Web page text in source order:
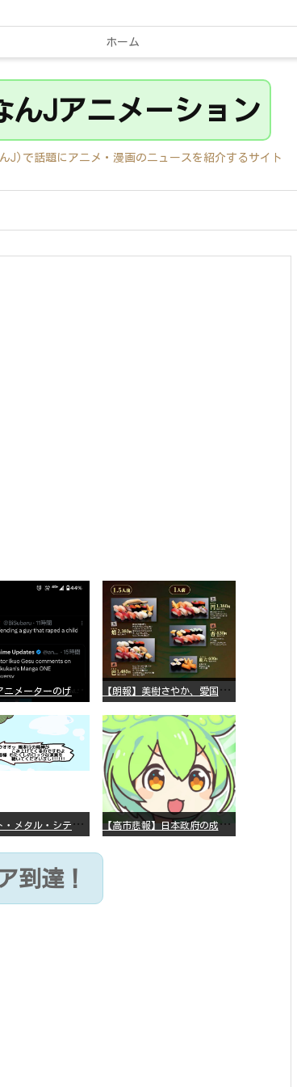
ホーム
んJアニメーション
J)で話題にアニメ・漫画のニュースを紹介するサイト
嫌
儲公認アニメーターのげそいくおさん、マンガワン騒動を冷笑してスーパー大炎上 【
朗報】美樹さやか、愛国に目覚める
デ
トロイト・メタル・シティー ⇐これ、いまアニメ化したら、えらいことになってたよな？ 【
高市悲報】日本政府の成長戦略に「暗号資産」が消えるいったいなぜ…？
到達！